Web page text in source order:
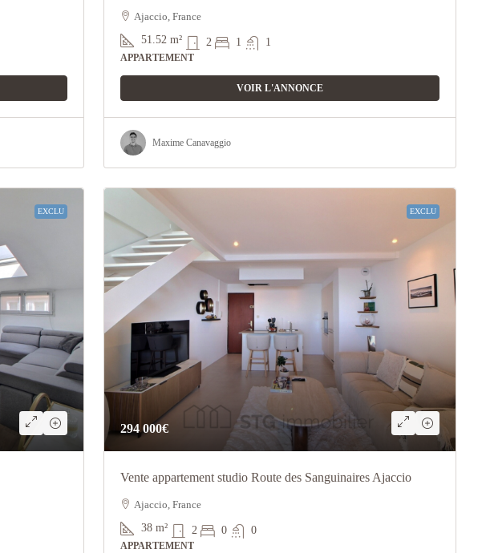
Ajaccio, France
51.52 m² 2 1 1
APPARTEMENT
VOIR L'ANNONCE
Maxime Canavaggio
EXCLU EXCLU
294 000€
Vente appartement studio Route des Sanguinaires Ajaccio
Ajaccio, France
38 m² 2 0 0
APPARTEMENT